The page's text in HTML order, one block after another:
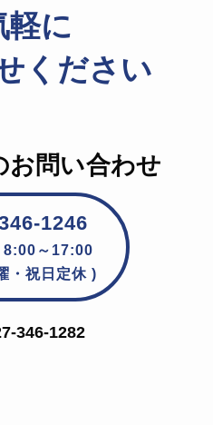
軽に
ください
お問い合わせ
1246
8:00～17:00
・祝日定休 )
346-1282